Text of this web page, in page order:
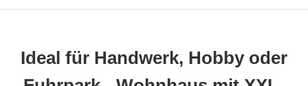
Ideal für Handwerk, Hobby oder